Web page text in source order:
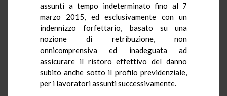
assunti a tempo indeterminato fino al 7
marzo 2015, ed esclusivamente con un
indennizzo forfettario, basato su una
nozione di retribuzione, non
onnicomprensiva ed inadeguata ad
assicurare il ristoro effettivo del danno
subito anche sotto il profilo previdenziale,
per i lavoratori assunti successivamente.